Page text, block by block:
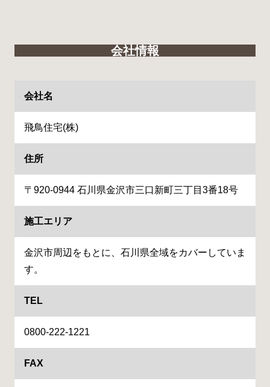
会社情報
会社名
飛鳥住宅(株)
住所
〒920-0944 石川県金沢市三口新町三丁目3番18号
施工エリア
金沢市周辺をもとに、石川県全域をカバーしていま
す。
TEL
0800-222-1221
FAX